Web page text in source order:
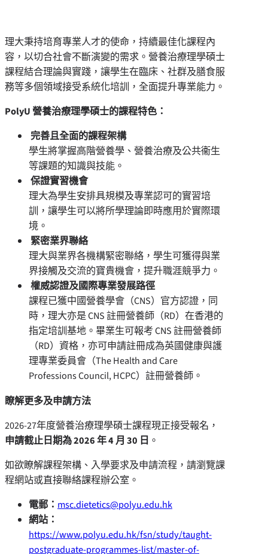
理大秉持培育專業人才的使命，持續最佳化課程內
容，以切合社會不斷演變的需求。營養治療理學碩士
課程結合理論與實踐，讓學生在臨床、社群及膳食服
務等多個領域接受系統化培訓，全面提升專業能力。
PolyU營養治療理學碩士的課程特色：
完善且全面的課程架構
學生將掌握高階營養學、營養治療及公共衞生
等課題的知識與技能。
保證實習機會
理大為學生安排具規模及專業認可的實習培
訓，讓學生可以將所學理論即時應用於實際環
境。
緊密業界聯絡
理大與業界各機構緊密聯絡，學生可獲得與業
界接觸及交流的寶貴機會，提升職涯競爭力。
權威認證及國際專業發展路徑
課程已獲中國營養學會（CNS）官方認證，同
時，理大亦是 CNS 註冊營養師（RD）在香港的
指定培訓基地。畢業生可報考 CNS 註冊營養師
（RD）資格，亦可申請註冊成為英國健康與護
理專業委員會（The Health and Care
Professions Council, HCPC）註冊營養師。
瞭解更多及申請方法
2026-27年度營養治療理學碩士課程現正接受報名，
申請截止日期為2026年4月 30 日 。
如欲瞭解課程架構、入學要求及申請流程，請瀏覽課
程網站或直接聯絡課程辦公室。
電郵： msc.dietetics@polyu.edu.hk
網站：
https://www.polyu.edu.hk/fsn/study/taught-
postgraduate-programmes-list/master-of-